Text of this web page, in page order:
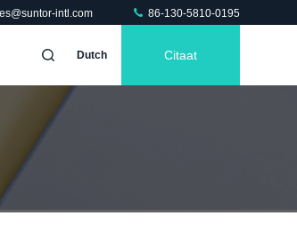
intl.com 86-130-5810-0195
Dutch Citaat